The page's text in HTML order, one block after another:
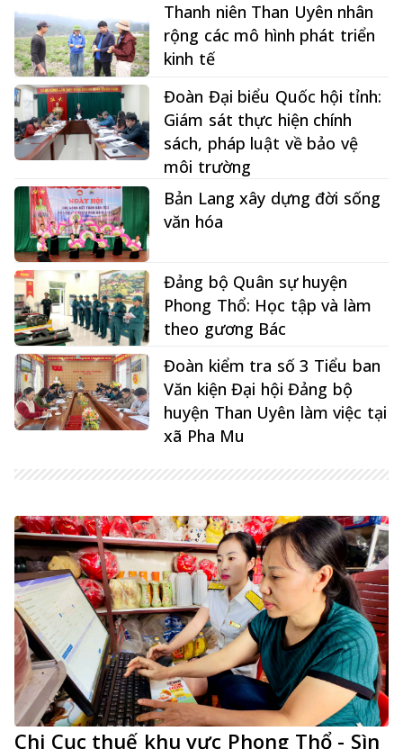
Thanh niên Than Uyên nhân
rộng các mô hình phát triển
kinh tế
Đoàn Đại biểu Quốc hội tỉnh:
Giám sát thực hiện chính
sách, pháp luật về bảo vệ
môi trường
Bản Lang xây dựng đời sống
văn hóa
Đảng bộ Quân sự huyện
Phong Thổ: Học tập và làm
theo gương Bác
Đoàn kiểm tra số 3 Tiểu ban
Văn kiện Đại hội Đảng bộ
huyện Than Uyên làm việc tại
xã Pha Mu
Chi Cục thuế khu vực Phong Thổ - Sìn